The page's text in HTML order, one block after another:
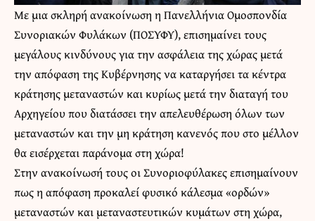
Με μια σκληρή ανακοίνωση η Πανελλήνια Ομοσπονδία
Συνοριακών Φυλάκων (ΠΟΣΥΦΥ), επισημαίνει τους
μεγάλους κινδύνους για την ασφάλεια της χώρας μετά
την απόφαση της Κυβέρνησης να καταργήσει τα κέντρα
κράτησης μεταναστών και κυρίως μετά την διαταγή του
Αρχηγείου που διατάσσει την απελευθέρωση όλων των
μεταναστών και την μη κράτηση κανενός που στο μέλλον
θα εισέρχεται παράνομα στη χώρα!
Στην ανακοίνωσή τους οι Συνοριοφύλακες επισημαίνουν
πως η απόφαση προκαλεί φυσικό κάλεσμα «ορδών»
μεταναστών και μεταναστευτικών κυμάτων στη χώρα,